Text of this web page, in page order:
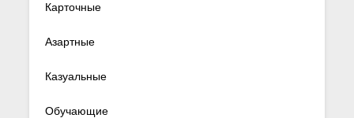
Карточные
Азартные
Казуальные
Обучающие